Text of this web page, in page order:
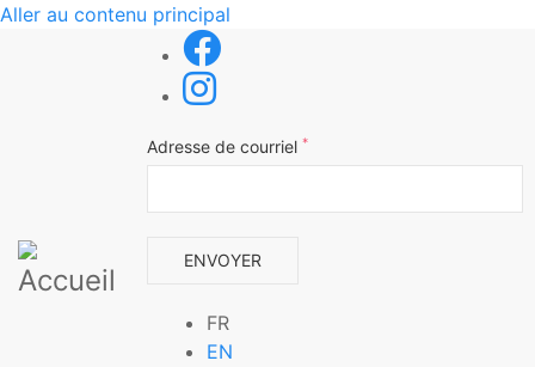
Aller au contenu principal
Adresse de courriel *
FR
EN